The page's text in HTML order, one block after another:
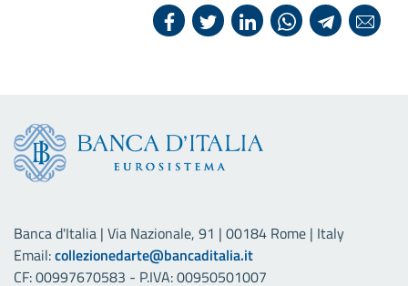
Banca d'Italia | Via Nazionale, 91 | 00184 Rome | Italy
Email:collezionedarte@bancaditalia.it
CF: 00997670583 - P.IVA: 00950501007